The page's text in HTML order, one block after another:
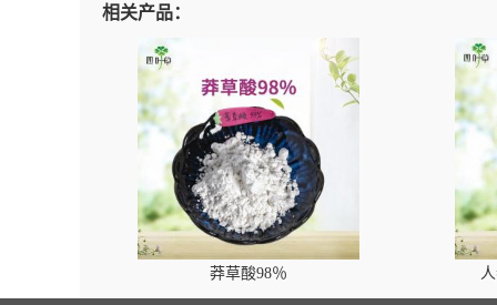
相关产品：
莽草酸98％